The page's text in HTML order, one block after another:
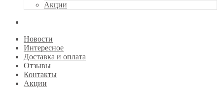
Акции
Новости
Интересное
Доставка и оплата
Отзывы
Контакты
Акции